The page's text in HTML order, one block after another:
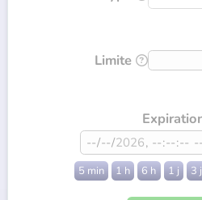
Limite 
5 min 1 h 6 h 1 j 3 j